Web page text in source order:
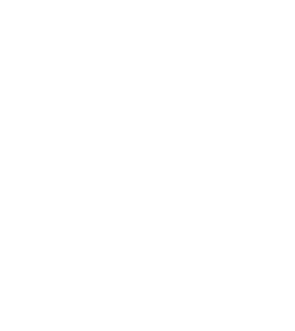
vyhovující. Bydleli jsme ale v pokoji přímo nad kuchyní a
vyměnit nešlo.